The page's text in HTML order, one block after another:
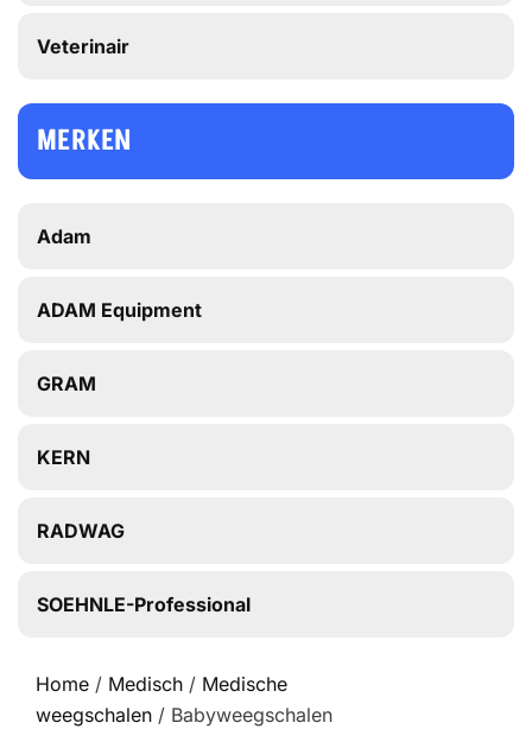
Home / Medisch / Medische
weegschalen / Babyweegschalen
Veterinair
MERKEN
Adam
ADAM Equipment
GRAM
KERN
RADWAG
SOEHNLE-Professional